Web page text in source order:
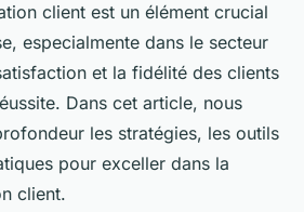
client est un élément crucial
especialmente dans le secteur
et la fidélité des clients
Dans cet article, nous
les stratégies, les outils
pour exceller dans la
client.